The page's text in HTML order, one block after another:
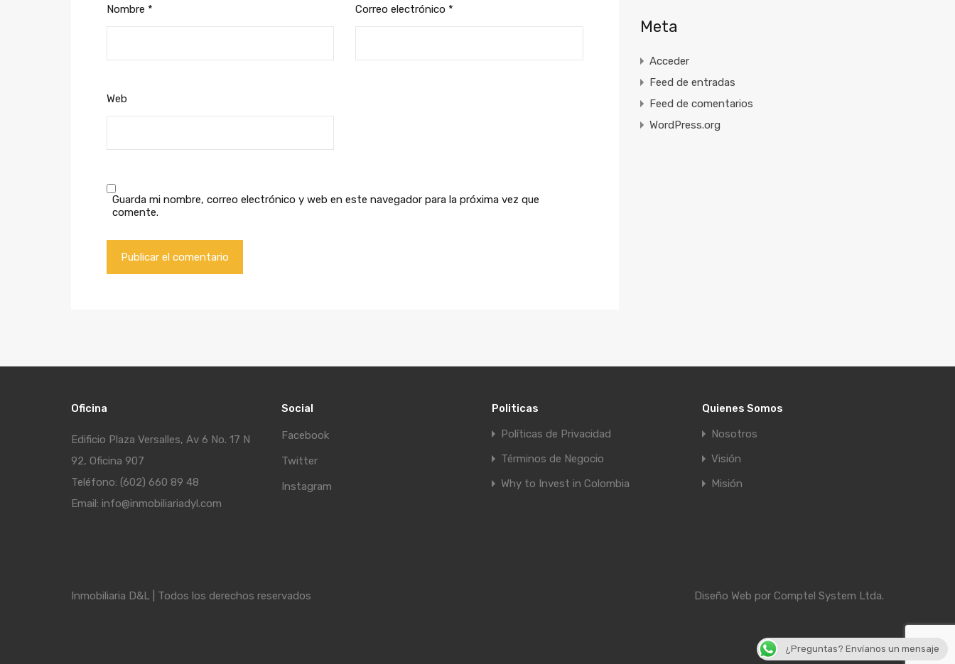
Nombre * Correo electrónico *
Web
Guarda mi nombre, correo electrónico y web en este navegador para la próxima vez que
comente.
Meta
Acceder
Feed de entradas
Feed de comentarios
WordPress.org
Oficina
Edificio Plaza Versalles, Av 6 No. 17 N
92, Oficina 907
Teléfono: (602) 660 89 48
Email: info@inmobiliariadyl.com
Social
Facebook
Twitter
Instagram
Politicas
Políticas de Privacidad
Términos de Negocio
Why to Invest in Colombia
Quienes Somos
Nosotros
Visión
Misión
Inmobiliaria D&L | Todos los derechos reservados Diseño Web por Comptel System Ltda.
¿Preguntas? Envíanos un mensaje